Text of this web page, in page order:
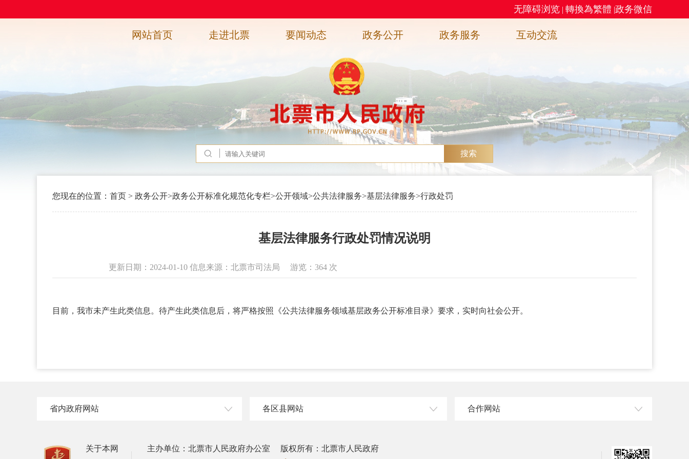
无障碍浏览 | 轉換為繁體 |政务微信
网站首页 走进北票 要闻动态 政务公开 政务服务 互动交流
搜索
您现在的位置： 首页 > 政务公开>政务公开标准化规范化专栏>公开领域>公共法律服务>基层法律服务>行政处罚
基层法律服务行政处罚情况说明
更新日期：2024-01-10 信息来源：北票市司法局 游览： 364 次
目前，我市未产生此类信息。待产生此类信息后，将严格按照《公共法律服务领域基层政务公开标准目录》要求，实时向社会公开。
省内政府网站 各区县网站 合作网站
关于本网 主办单位：北票市人民政府办公室 版权所有：北票市人民政府